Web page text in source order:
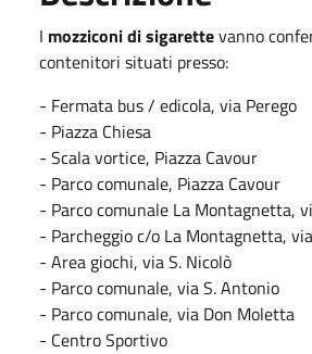
I mozziconi di sigarettevanno
contenitori situati presso:
- Fermata bus / edicola, via Perego
- Piazza Chiesa
- Scala vortice, Piazza Cavour
- Parco comunale, Piazza Cavour
- Parco comunale La Montagnetta,
- Parcheggio c/o La Montagnetta,
- Area giochi, via S. Nicolò
- Parco comunale, via S. Antonio
- Parco comunale, via Don Moletta
- Centro Sportivo